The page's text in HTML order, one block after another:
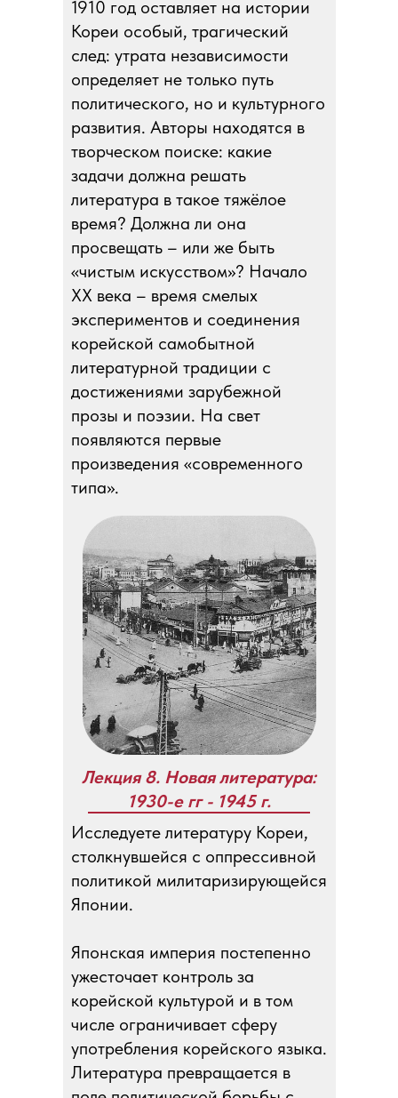
Лекция 8. Новая литература:
1930-е гг - 1945 г.
1910 год оставляет на истории
Кореи особый, трагический
след: утрата независимости
определяет не только путь
политического, но и культурного
развития. Авторы находятся в
творческом поиске: какие
задачи должна решать
литература в такое тяжёлое
время? Должна ли она
просвещать – или же быть
«чистым искусством»? Начало
XX века – время смелых
экспериментов и соединения
корейской самобытной
литературной традиции с
достижениями зарубежной
прозы и поэзии. На свет
появляются первые
произведения «современного
типа».
Исследуете литературу Кореи,
столкнувшейся с оппрессивной
политикой милитаризирующейся
Японии.
Японская империя постепенно
ужесточает контроль за
корейской культурой и в том
числе ограничивает сферу
употребления корейского языка.
Литература превращается в